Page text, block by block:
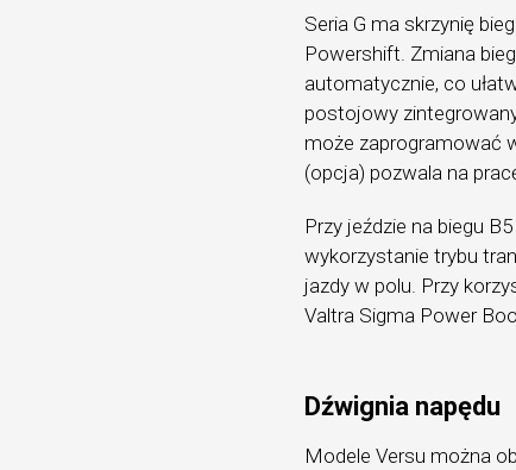
Seria G ma skrzynię
Powershift. Zmiana
automatycznie, co
postojowy
może zaprogramować
(opcja) pozwala na
Przy jeździe na biegu
wykorzystanie trybu
jazdy w polu. Przy
Valtra Sigma Power
Dźwignia napędu
Modele Versu można